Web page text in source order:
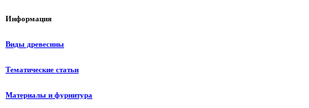
Информация
Виды древесины
Тематические статьи
Материалы и фурнитура